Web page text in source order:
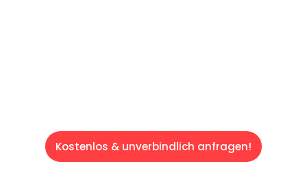
Kostenlos & unverbindlich anfragen!